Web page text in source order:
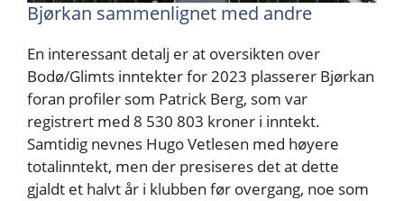
Bjørkan sammenlignet med andre
En interessant detalj er at oversikten over
Bodø/Glimts inntekter for 2023 plasserer Bjørkan
foran profiler som Patrick Berg, som var
registrert med 8 530 803 kroner i inntekt.
Samtidig nevnes Hugo Vetlesen med høyere
totalinntekt, men der presiseres det at dette
gjaldt et halvt år i klubben før overgang, noe som